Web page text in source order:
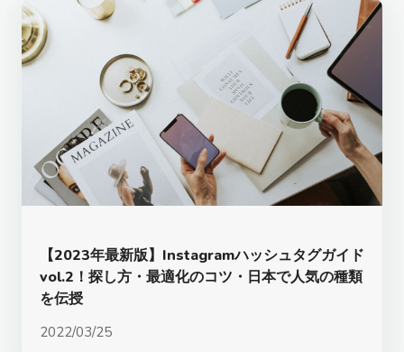
【2023年最新版】Instagramハッシュタグガイド
vol.2！探し方・最適化のコツ・日本で人気の種類
を伝授
2022/03/25